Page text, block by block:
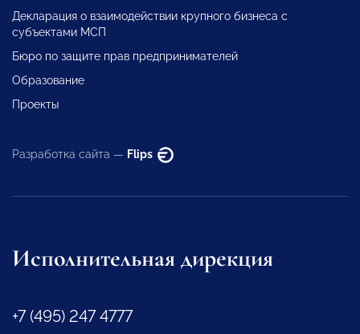
Декларация о взаимодействии крупного бизнеса с
субъектами МСП
Бюро по защите прав предпринимателей
Образование
Проекты
Разработка сайта — Flips
Исполнительная дирекция
+7 (495) 247 4777